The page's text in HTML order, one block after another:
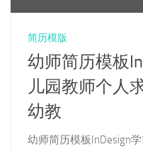
简历模版
幼师简历模板
儿园教师个人
幼教
幼师简历模板InDesign